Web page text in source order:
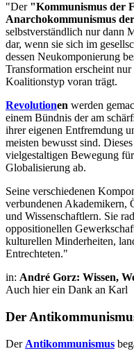
"Der "Kommunismus der
Anarchokommunismus
selbstverständlich nur dann
dar, wenn sie sich im
dessen Neukomponierung
Transformation erscheint
Koalitionstyp voran trägt.
Revolutionen werden
einem Bündnis der am
ihrer eigenen Entfremdung
meisten bewusst sind.
vielgestaltigen Bewegung
Globalisierung ab.
Seine verschiedenen
verbundenen Akademikern,
und Wissenschaftlern. Sie
oppositionellen
kulturellen Minderheiten,
Entrechteten."
in: André Gorz: Wissen,
Auch hier ein Dank an Karl
Der
Der Antikommunismus